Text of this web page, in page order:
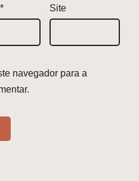
* Site
navegador para a